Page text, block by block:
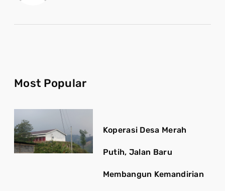
Most Popular
Koperasi Desa Merah
Putih, Jalan Baru
Membangun Kemandirian